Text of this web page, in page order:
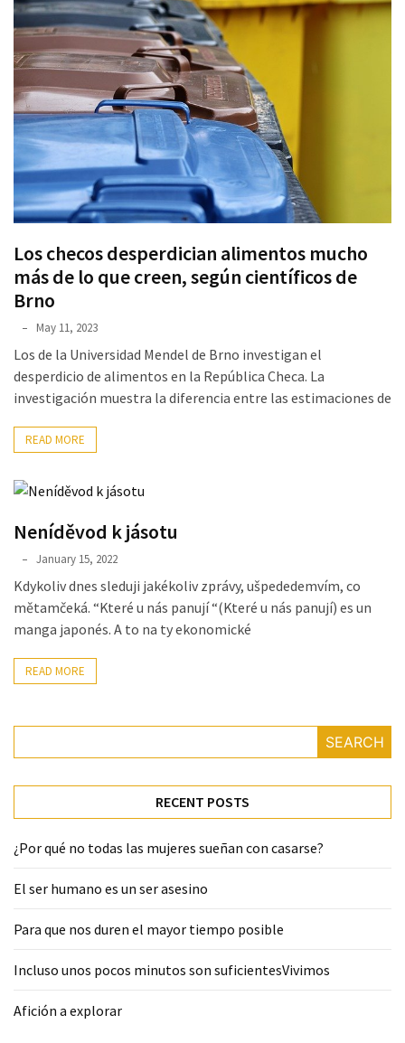
Los checos desperdician alimentos mucho
más de lo que creen, según científicos de
Brno
May 11, 2023
Los de la Universidad Mendel de Brno investigan el
desperdicio de alimentos en la República Checa. La
investigación muestra la diferencia entre las estimaciones de
READ MORE
Neníděvod k jásotu
January 15, 2022
Kdykoliv dnes sleduji jakékoliv zprávy, ušpededemvím, co
mětamčeká. “Které u nás panují “(Které u nás panují) es un
manga japonés. A to na ty ekonomické
READ MORE
SEARCH
RECENT POSTS
¿Por qué no todas las mujeres sueñan con casarse?
El ser humano es un ser asesino
Para que nos duren el mayor tiempo posible
Incluso unos pocos minutos son suficientesVivimos
Afición a explorar